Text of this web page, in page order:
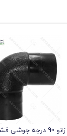
زانو 90 درجه جوشی فشار 6